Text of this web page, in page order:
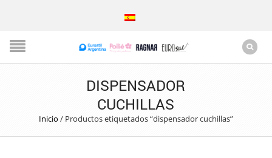
DISPENSADOR
CUCHILLAS
Inicio/ Productos etiquetados “dispensador cuchillas”